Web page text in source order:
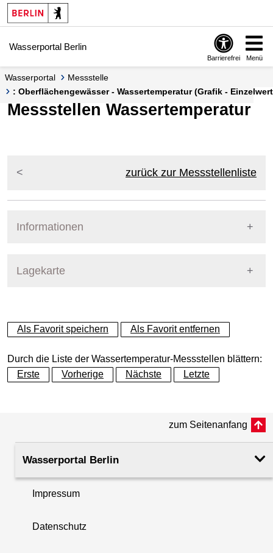
Springe zur Navigation
Springe zum Inhalt
Wasserportal Berlin
Barrierefrei Menü
Wasserportal
Messstelle
: Oberflächengewässer - Wassertemperatur (Grafik -
Messstellen Wassertemperatur
zurück zur Messstellenliste
Informationen
Lagekarte
+
−
Als Favorit speichern Als Favorit entfernen
Durch die Liste der Wassertemperatur-Messstellen blättern:
Erste
Vorherige Nächste Letzte
zum Seitenanfang
Wasserportal Berlin
Impressum
Datenschutz